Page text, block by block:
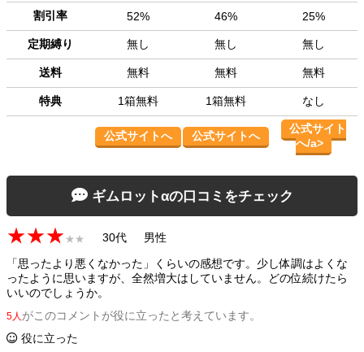
割引率 52% 46% 25%
定期縛り 無し 無し 無し
送料 無料 無料 無料
特典 1箱無料 1箱無料 なし
公式サイトへ 公式サイトへ
公式サイト
へ/a>
ギムロットαの口コミをチェック
★★★★★ 30代
男性
「思ったより悪くなかった」くらいの感想です。少し体調はよくな
ったように思いますが、全然増大はしていません。どの位続けたら
いいのでしょうか。
5人 がこのコメントが役に立ったと考えています。
役に立った